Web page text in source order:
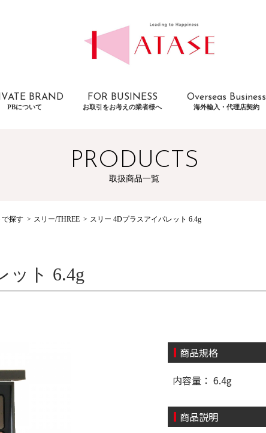
BRAND
PBについて
FOR BUSINESS
お取引をお考えの業者様へ
Overseas Business
海外輸入・代理店契約
PRODUCTS
取扱商品一覧
で探す スリー/THREE スリー 4Dプラスアイパレット 6.4g
ット 6.4g
商品規格
内容量： 6.4g
商品説明